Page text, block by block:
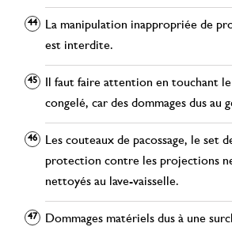
La manipulation inappropriée de
est interdite.
Il faut faire attention en touchant le
congelé, car des dommages dus au
Les couteaux de pacossage, le set
protection contre les projections
nettoyés au lave-vaisselle.
Dommages matériels dus à une